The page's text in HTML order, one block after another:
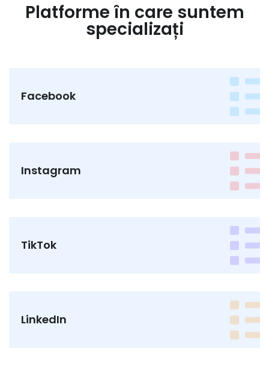
Platforme în care suntem
specializați
Facebook
Instagram
TikTok
LinkedIn